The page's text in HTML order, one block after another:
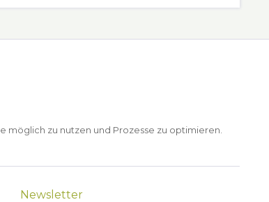
möglich zu nutzen und Prozesse zu optimieren.
Newsletter